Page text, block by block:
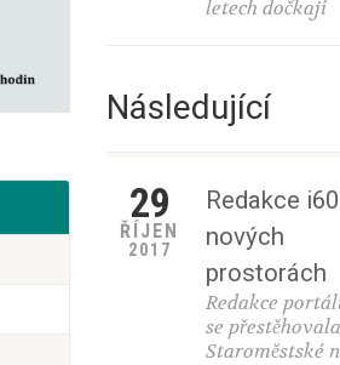
letech dočkají
Následující
29
ŘÍJEN
2017
Redakce
nových
prostorách
Redakce
se
Staroměstské